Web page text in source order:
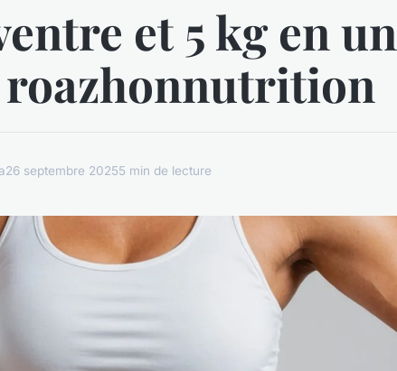
et 5 kg en un
roazhonnutrition
26 septembre 20255 min de lecture